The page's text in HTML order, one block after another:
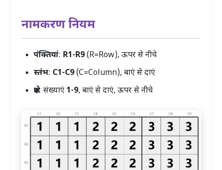
नामकरण नियम
पंक्तियां: R1-R9(R=Row), ऊपर से नीचे
स्तंभ: C1-C9(C=Column), बाएं से दाएं
क्षेत्र: संख्याएं 1-9, बाएं से दाएं, ऊपर से नीचे